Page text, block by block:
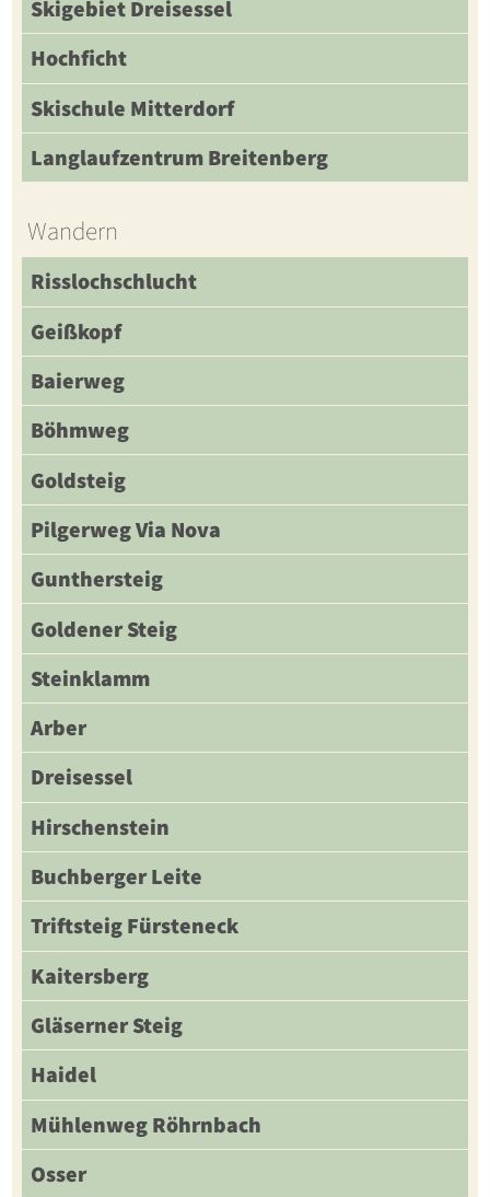
Skigebiet Dreisessel
Hochficht
Skischule Mitterdorf
Langlaufzentrum Breitenberg
Wandern
Risslochschlucht
Geißkopf
Baierweg
Böhmweg
Goldsteig
Pilgerweg Via Nova
Gunthersteig
Goldener Steig
Steinklamm
Arber
Dreisessel
Hirschenstein
Buchberger Leite
Triftsteig Fürsteneck
Kaitersberg
Gläserner Steig
Haidel
Mühlenweg Röhrnbach
Osser